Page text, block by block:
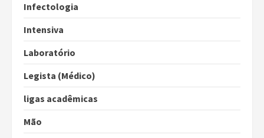
Infectologia
Intensiva
Laboratório
Legista (Médico)
ligas acadêmicas
Mão